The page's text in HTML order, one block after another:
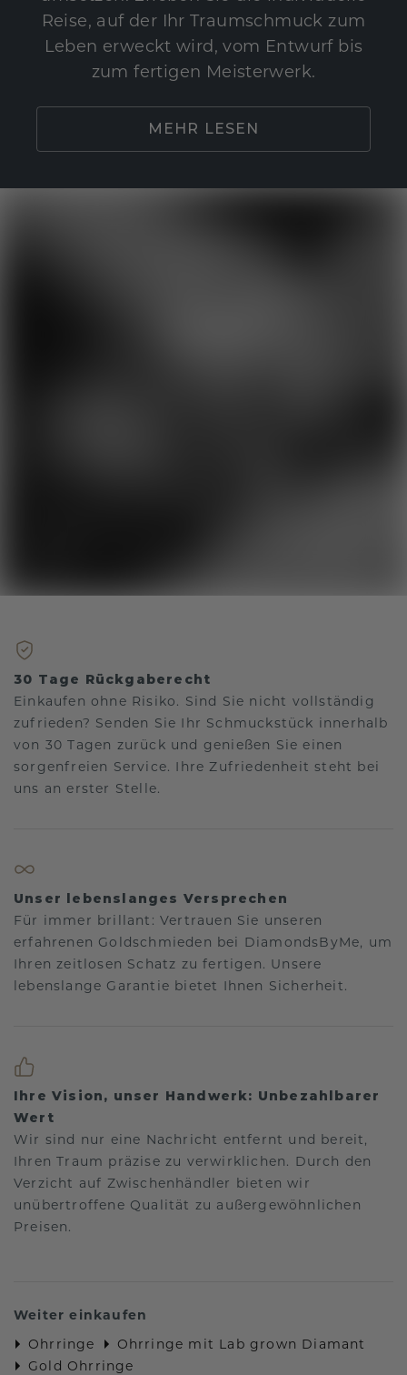
Reise, auf der Ihr Traumschmuck zum
Leben erweckt wird, vom Entwurf bis
zum fertigen Meisterwerk.
MEHR LESEN
30 Tage Rückgaberecht
Einkaufen ohne Risiko. Sind Sie nicht vollständig
zufrieden? Senden Sie Ihr Schmuckstück innerhalb
von 30 Tagen zurück und genießen Sie einen
sorgenfreien Service. Ihre Zufriedenheit steht bei
uns an erster Stelle.
Unser lebenslanges Versprechen
Für immer brillant: Vertrauen Sie unseren
erfahrenen Goldschmieden bei DiamondsByMe, um
Ihren zeitlosen Schatz zu fertigen. Unsere
lebenslange Garantie bietet Ihnen Sicherheit.
Ihre Vision, unser Handwerk: Unbezahlbarer
Wert
Wir sind nur eine Nachricht entfernt und bereit,
Ihren Traum präzise zu verwirklichen. Durch den
Verzicht auf Zwischenhändler bieten wir
unübertroffene Qualität zu außergewöhnlichen
Preisen.
Weiter einkaufen
Ohrringe
Ohrringe mit Lab grown Diamant
Gold Ohrringe